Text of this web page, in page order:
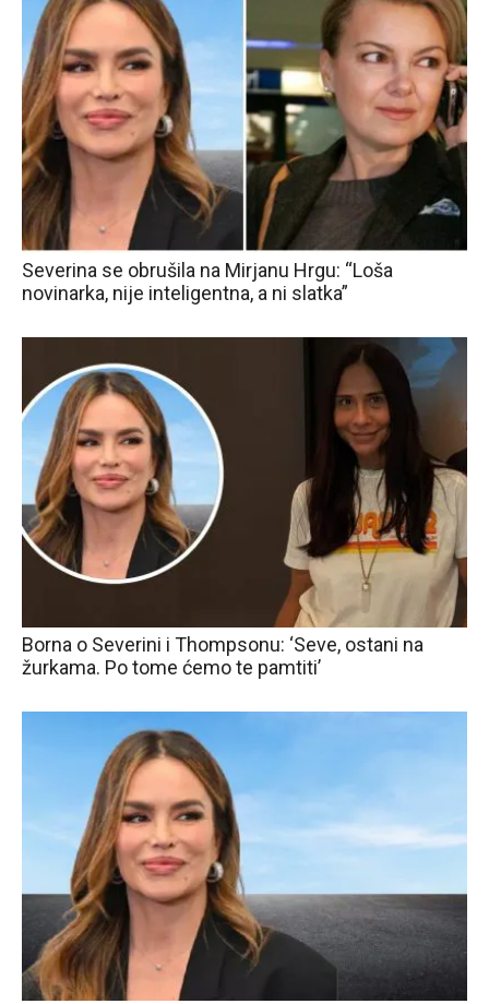
Severina se obrušila na Mirjanu Hrgu: “Loša
novinarka, nije inteligentna, a ni slatka”
Borna o Severini i Thompsonu: ‘Seve, ostani na
žurkama. Po tome ćemo te pamtiti’